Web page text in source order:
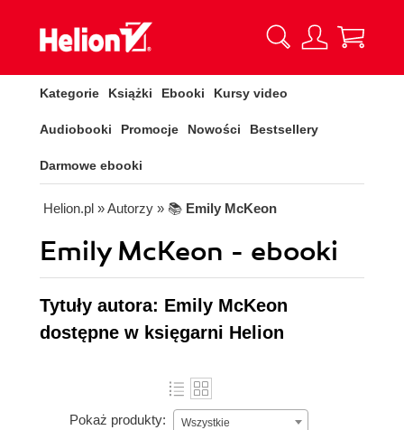
Kategorie Książki Ebooki Kursy video
Audiobooki Promocje Nowości Bestsellery
Darmowe ebooki
Helion.pl » Autorzy » 📚 Emily McKeon
Emily McKeon - ebooki
Tytuły autora: Emily McKeon
dostępne w księgarni Helion
Pokaż produkty: Wszystkie